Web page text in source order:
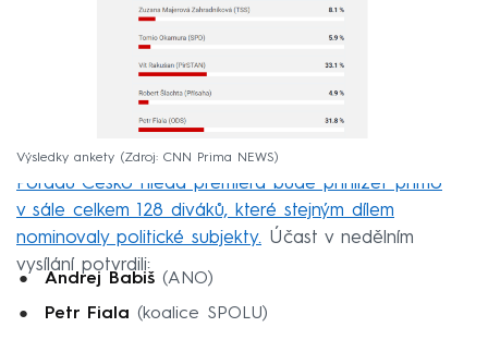
Výsledky ankety Zdroj: CNN Prima NEWS
Pořadu Česko hledá premiéra bude přihlížet přímo
v sále celkem 128 diváků, které stejným dílem
nominovaly politické subjekty. Účast v nedělním
vysílání potvrdili:
Andrej Babiš(ANO)
Petr Fiala (koalice SPOLU)